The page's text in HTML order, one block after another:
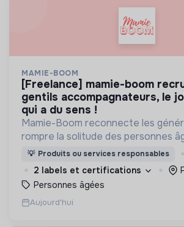
MAMIE-BOOM
[freelance] mamie-boom recrute des
gentils accompagnateurs, le
qui a du sens !
Mamie-Boom reconnecte les
rompre la solitude des personnes
visites d'étudiants chaque semaine.
💡 Produits ou services responsables
2 labels et certifications
Personnes âgées
Aujourd'hui